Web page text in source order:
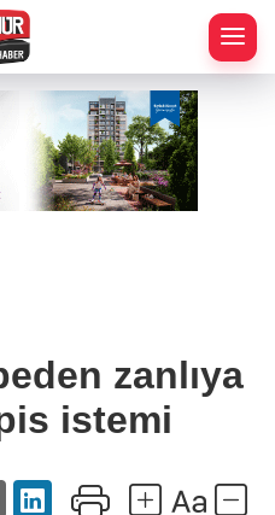
zanlıya
istemi